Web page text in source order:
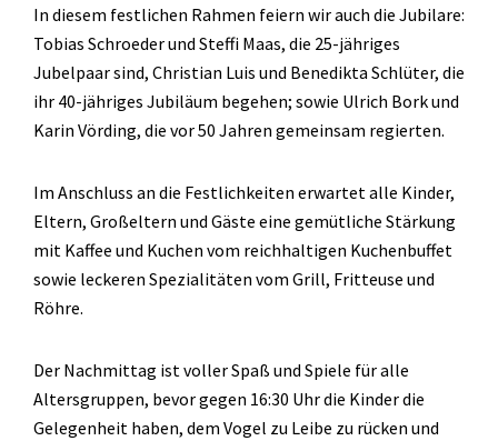
In diesem festlichen Rahmen feiern wir auch die Jubilare:
Tobias Schroeder und Steffi Maas, die 25-jähriges
Jubelpaar sind, Christian Luis und Benedikta Schlüter, die
ihr 40-jähriges Jubiläum begehen; sowie Ulrich Bork und
Karin Vörding, die vor 50 Jahren gemeinsam regierten.
Im Anschluss an die Festlichkeiten erwartet alle Kinder,
Eltern, Großeltern und Gäste eine gemütliche Stärkung
mit Kaffee und Kuchen vom reichhaltigen Kuchenbuffet
sowie leckeren Spezialitäten vom Grill, Fritteuse und
Röhre.
Der Nachmittag ist voller Spaß und Spiele für alle
Altersgruppen, bevor gegen 16:30 Uhr die Kinder die
Gelegenheit haben, dem Vogel zu Leibe zu rücken und